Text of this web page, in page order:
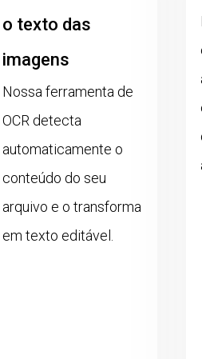
o texto das
imagens
Nossa ferramenta de
OCR detecta
automaticamente o
conteúdo do seu
arquivo e o transforma
em texto editável.